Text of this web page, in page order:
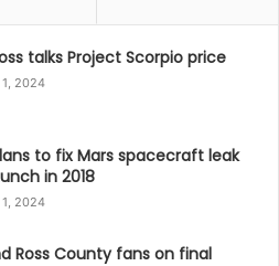
talks Project Scorpio price
1, 2024
to fix Mars spacecraft leak
in 2018
1, 2024
Ross County fans on final